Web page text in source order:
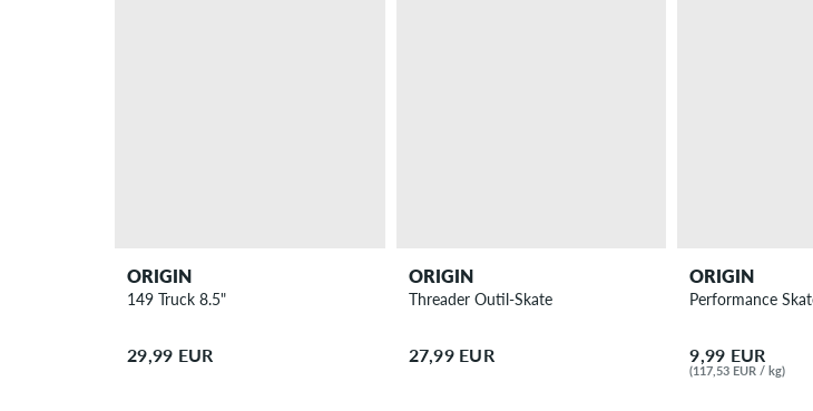
ORIGIN
149 Truck 8.5"
29,99 EUR
ORIGIN
Threader Outil-Skate
27,99 EUR
ORIGIN
Performance
9,99 EUR
(117,53 EUR / kg)